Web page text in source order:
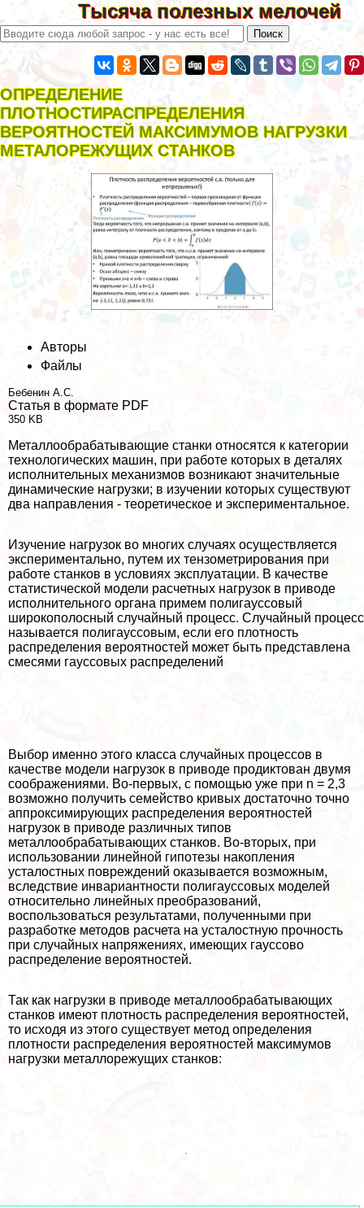
Тысяча полезных мелочей
ОПРЕДЕЛЕНИЕ
ПЛОТНОСТИРАСПРЕДЕЛЕНИЯ
ВЕРОЯТНОСТЕЙ МАКСИМУМОВ НАГРУЗКИ
МЕТАЛОРЕЖУЩИХ СТАНКОВ
Авторы
Файлы
Бебенин А.С.
Статья в формате PDF
350 KB
Металлообpaбатывающие станки относятся к категории
технологических машин, при работе которых в деталях
исполнительных механизмов возникают значительные
динамические нагрузки; в изучении которых существуют
два направления - теоретическое и экспериментальное.
Изучение нагрузок во многих случаях осуществляется
экспериментально, путем их тензометрирования при
работе станков в условиях эксплуатации. В качестве
статистической модели расчетных нагрузок в приводе
исполнительного органа примем полигауссовый
широкополосный случайный процесс. Случайный процесс
называется полигауссовым, если его плотность
распределения вероятностей может быть представлена
смесями гауссовых распределений
Выбор именно этого класса случайных процессов в
качестве модели нагрузок в приводе продиктован двумя
соображениями. Во-первых, с помощью уже при n = 2,3
возможно получить семейство кривых достаточно точно
аппроксимирующих распределения вероятностей
нагрузок в приводе различных типов
металлообpaбатывающих станков. Во-вторых, при
использовании линейной гипотезы накопления
усталостных повреждений оказывается возможным,
вследствие инвариантности полигауссовых моделей
относительно линейных преобразований,
воспользоваться результатами, полученными при
разработке методов расчета на усталостную прочность
при случайных напряжениях, имеющих гауссово
распределение вероятностей.
Так как нагрузки в приводе металлообpaбатывающих
станков имеют плотность распределения вероятностей,
то исходя из этого существует метод определения
плотности распределения вероятностей максимумов
нагрузки металлорежущих станков: